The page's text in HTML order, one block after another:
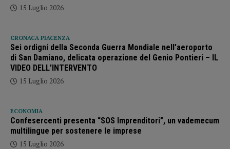
15 Luglio 2026
CRONACA PIACENZA
Sei ordigni della Seconda Guerra Mondiale nell’aeroporto
di San Damiano, delicata operazione del Genio Pontieri – IL
VIDEO DELL’INTERVENTO
15 Luglio 2026
ECONOMIA
Confesercenti presenta “SOS Imprenditori”, un vademecum
multilingue per sostenere le imprese
15 Luglio 2026